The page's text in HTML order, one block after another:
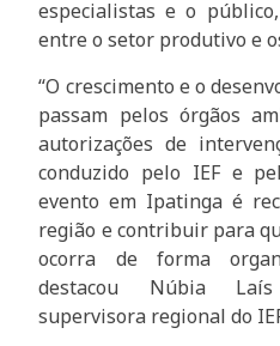
especialistas e o
entre o setor produtivo e
“O crescimento e o
passam pelos órgãos
autorizações de
conduzido pelo IEF e
evento em Ipatinga é
região e contribuir para
ocorra de forma
destacou Núbia
supervisora regional do